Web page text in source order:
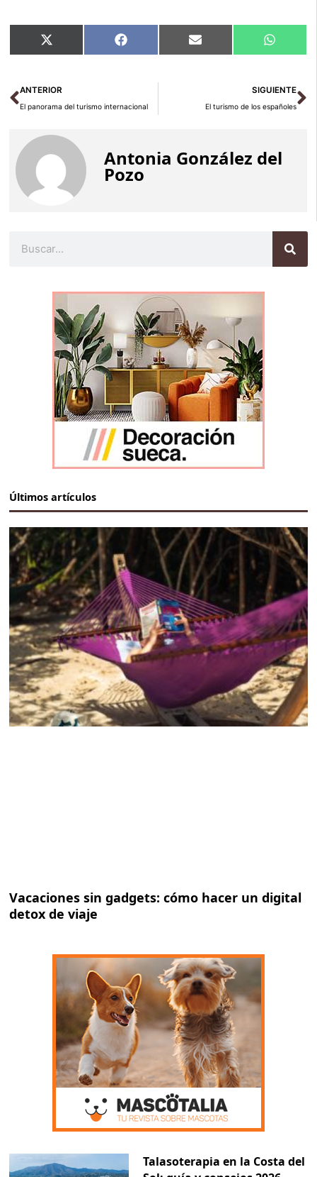
Compartir
en
X
(Twitter)
Compartir
en
Facebook Compartir
en
Email
en
Ant
ANTERIOR
El panorama del turismo internacional
SIGUIENTE
El turismo de los españoles
Antonia González del
Pozo
Últimos artículos
Vacaciones sin gadgets: cómo hacer un digital
detox de viaje
Talasoterapia en la Costa del